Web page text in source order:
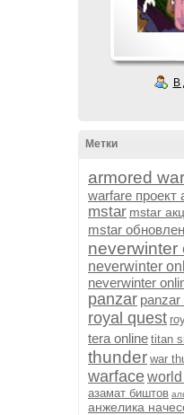
В
Метки
armored
warfare проект
mstar mstar
mstar
neverwinter
neverwinter
neverwinter
panzar panzar
royal quest
tera online titan
thunder war
warface
азамат биштов
анжелика